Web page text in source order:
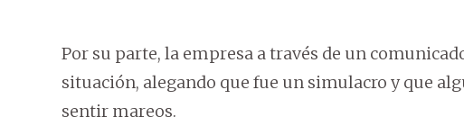
Por su parte, la empresa a través de un
situación, alegando que fue un simulacro y que
sentir mareos.